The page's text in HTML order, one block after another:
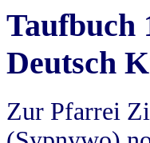
Taufbuch
Deutsch
Zur Pfarrei